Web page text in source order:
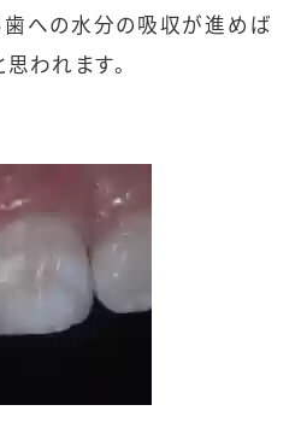
への水分の吸収が進めば
われます。